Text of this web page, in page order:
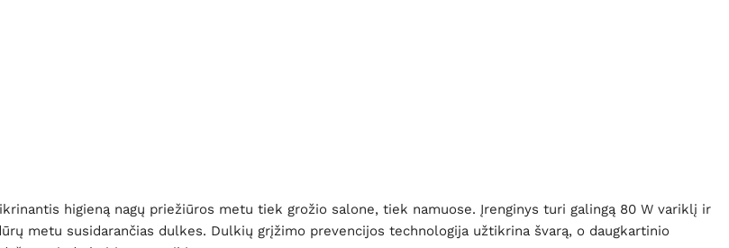
higieną nagų priežiūros metu tiek grožio salone, tiek namuose. Įrenginys turi galingą 80 W variklį ir
metu susidarančias dulkes. Dulkių grįžimo prevencijos technologija užtikrina švarą, o daugkartinio